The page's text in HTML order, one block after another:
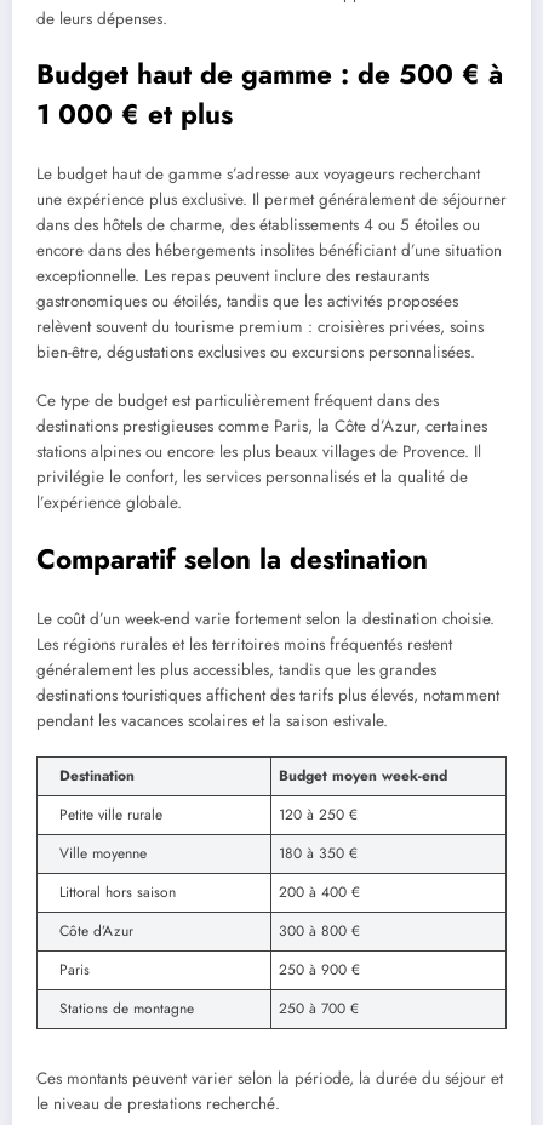
de leurs dépenses.
Budget haut de gamme : de 500 € à
1 000 € et plus
Le budget haut de gamme s’adresse aux voyageurs recherchant
une expérience plus exclusive. Il permet généralement de séjourner
dans des hôtels de charme, des établissements 4 ou 5 étoiles ou
encore dans des hébergements insolites bénéficiant d’une situation
exceptionnelle. Les repas peuvent inclure des restaurants
gastronomiques ou étoilés, tandis que les activités proposées
relèvent souvent du tourisme premium : croisières privées, soins
bien-être, dégustations exclusives ou excursions personnalisées.
Ce type de budget est particulièrement fréquent dans des
destinations prestigieuses comme Paris, la Côte d’Azur, certaines
stations alpines ou encore les plus beaux villages de Provence. Il
privilégie le confort, les services personnalisés et la qualité de
l’expérience globale.
Comparatif selon la destination
Le coût d’un week-end varie fortement selon la destination choisie.
Les régions rurales et les territoires moins fréquentés restent
généralement les plus accessibles, tandis que les grandes
destinations touristiques affichent des tarifs plus élevés, notamment
pendant les vacances scolaires et la saison estivale.
Destination
Budget moyen week-end
Petite ville rurale
120 à 250 €
Ville moyenne
180 à 350 €
Littoral hors saison
200 à 400 €
Côte d’Azur
300 à 800 €
Paris
250 à 900 €
Stations de montagne
250 à 700 €
Ces montants peuvent varier selon la période, la durée du séjour et
le niveau de prestations recherché.